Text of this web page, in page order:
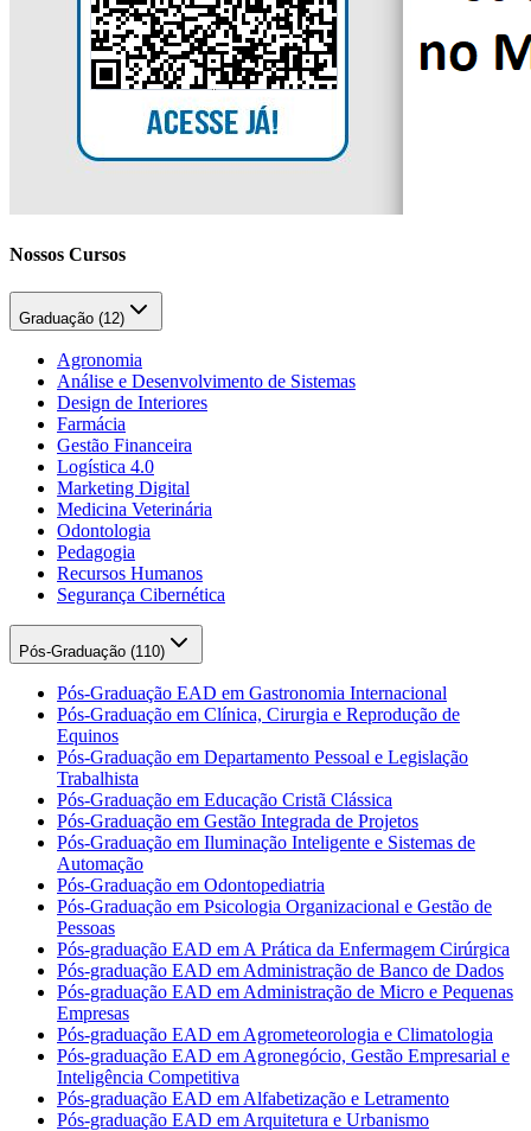
Nossos Cursos
Graduação (12)
Agronomia
Análise e Desenvolvimento de Sistemas
Design de Interiores
Farmácia
Gestão Financeira
Logística 4.0
Marketing Digital
Medicina Veterinária
Odontologia
Pedagogia
Recursos Humanos
Segurança Cibernética
Pós-Graduação (110)
Pós-Graduação EAD em Gastronomia Internacional
Pós-Graduação em Clínica, Cirurgia e Reprodução de
Equinos
Pós-Graduação em Departamento Pessoal e Legislação
Trabalhista
Pós-Graduação em Educação Cristã Clássica
Pós-Graduação em Gestão Integrada de Projetos
Pós-Graduação em Iluminação Inteligente e Sistemas de
Automação
Pós-Graduação em Odontopediatria
Pós-Graduação em Psicologia Organizacional e Gestão de
Pessoas
Pós-graduação EAD em A Prática da Enfermagem Cirúrgica
Pós-graduação EAD em Administração de Banco de Dados
Pós-graduação EAD em Administração de Micro e Pequenas
Empresas
Pós-graduação EAD em Agrometeorologia e Climatologia
Pós-graduação EAD em Agronegócio, Gestão Empresarial e
Inteligência Competitiva
Pós-graduação EAD em Alfabetização e Letramento
Pós-graduação EAD em Arquitetura e Urbanismo